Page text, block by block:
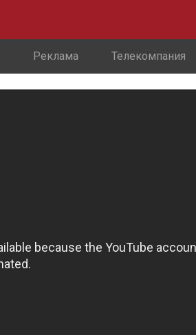
Реклама Телекомпания